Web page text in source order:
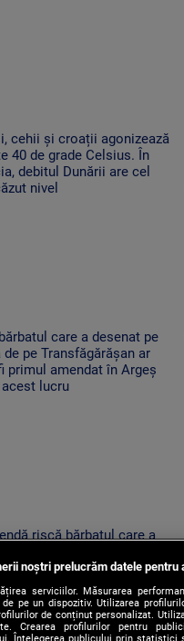
cehii și croații agonizează
40 de grade Celsius. În
debitul Dunării are cel
nivel
care a desenat pe
de pe Transfăgărășan ar
primul amendat în Argeș
lucru
riscă bărbatul care a
Ar putea fi obligat
„opera”
noștri prelucrăm datele pentru
serviciilor. Măsurarea
pe un dispozitiv. Utilizarea
de conținut personalizat.
Crearea profilurilor pentru